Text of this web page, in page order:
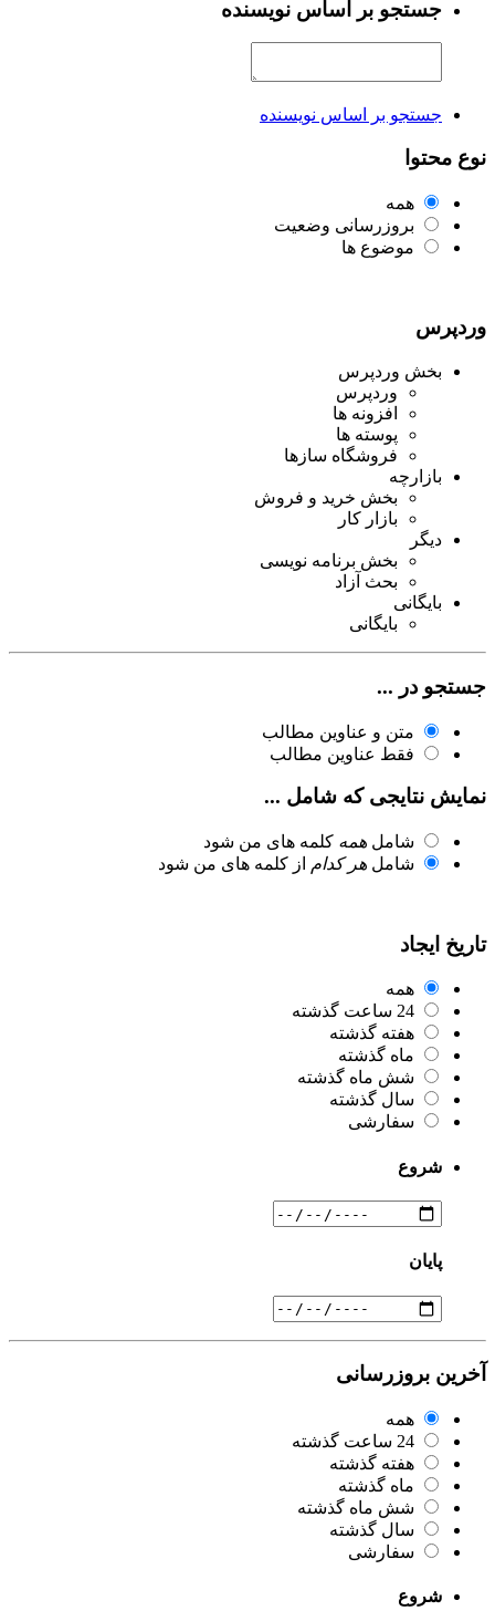
جستجو بر اساس نویسنده
جستجو بر اساس نویسنده
نوع محتوا
همه
بروزرسانی وضعیت
موضوع ها
وردپرس
بخش وردپرس
وردپرس
افزونه ها
پوسته ها
فروشگاه سازها
بازارچه
بخش خرید و فروش
بازار کار
دیگر
بخش برنامه نویسی
بحث آزاد
بایگانی
بایگانی
جستجو در ...
متن و عناوین مطالب
فقط عناوین مطالب
نمایش نتایجی که شامل ...
شامل همه کلمه های من شود
شامل هر کدام از کلمه های من شود
تاریخ ایجاد
همه
24 ساعت گذشته
هفته گذشته
ماه گذشته
شش ماه گذشته
سال گذشته
سفارشی
شروع
پایان
آخرین بروزرسانی
همه
24 ساعت گذشته
هفته گذشته
ماه گذشته
شش ماه گذشته
سال گذشته
سفارشی
شروع